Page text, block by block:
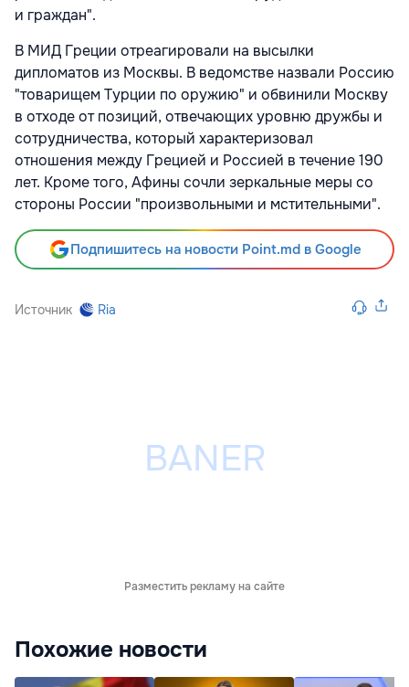
и граждан".
В МИД Греции отреагировали на высылки
дипломатов из Москвы. В ведомстве назвали Россию
"товарищем Турции по оружию" и обвинили Москву
в отходе от позиций, отвечающих уровню дружбы и
сотрудничества, который характеризовал
отношения между Грецией и Россией в течение 190
лет. Кроме того, Афины сочли зеркальные меры со
стороны России "произвольными и мстительными".
Подпишитесь на новости Point.md в Google
Источник Ria
Разместить рекламу на сайте
Похожие новости